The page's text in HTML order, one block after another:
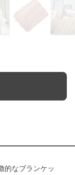
的なブランケッ